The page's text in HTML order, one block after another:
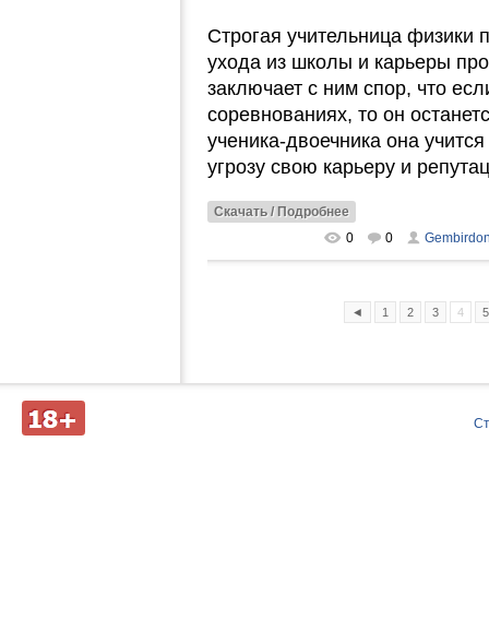
Строгая учительница физики
ухода из школы и карьеры
заключает с ним спор, что
соревнованиях, то он
ученика-двоечника она
угрозу свою карьеру и
Скачать / Подробнее
0
0
◄ 1 2 3 4 5